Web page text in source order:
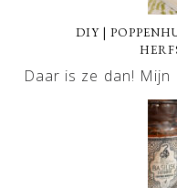
DIY |
Daar is ze dan!